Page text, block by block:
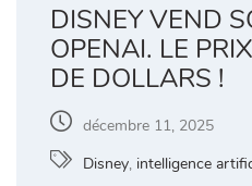
DISNEY VEND
OPENAI. LE
DE DOLLARS !
décembre 11, 2025
Disney, intelligence